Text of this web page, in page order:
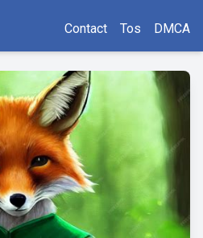
Contact Tos DMCA